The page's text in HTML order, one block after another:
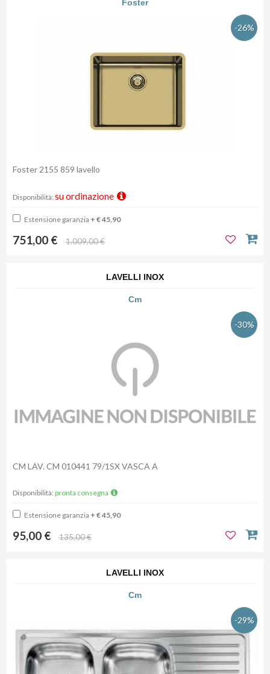
Foster
-26%
Foster 2155 859 lavello
Disponibilità: su ordinazione
Estensione garanzia + € 45,90
751,00 € 1.009,00 €
LAVELLI INOX
Cm
-30%
CM LAV. CM 010441 79/1SX VASCA A
Disponibilità: pronta consegna
Estensione garanzia + € 45,90
95,00 € 135,00 €
LAVELLI INOX
Cm
-29%